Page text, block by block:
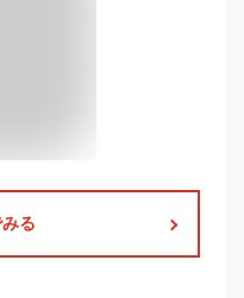
る